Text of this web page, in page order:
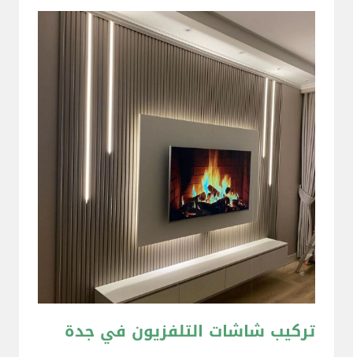
تركيب شاشات التلفزيون في جدة